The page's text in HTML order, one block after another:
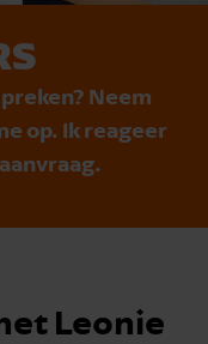
Neem
op. Ik reageer
Leonie